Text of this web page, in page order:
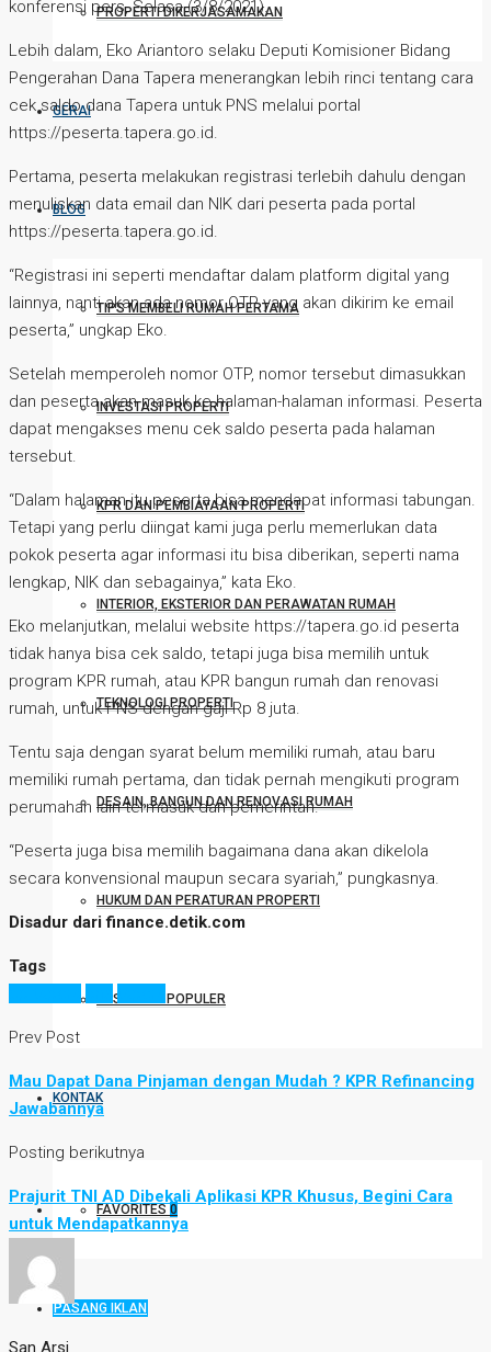
PROPERTI DIKERJASAMAKAN
GERAI
BLOG
TIPS MEMBELI RUMAH PERTAMA
INVESTASI PROPERTI
KPR DAN PEMBIAYAAN PROPERTI
INTERIOR, EKSTERIOR DAN PERAWATAN RUMAH
TEKNOLOGI PROPERTI
DESAIN, BANGUN DAN RENOVASI RUMAH
HUKUM DAN PERATURAN PROPERTI
DESTINASI POPULER
KONTAK
FAVORITES 0
PASANG IKLAN
konferensi pers, Selasa (3/8/2021).
Lebih dalam, Eko Ariantoro selaku Deputi Komisioner Bidang
Pengerahan Dana Tapera menerangkan lebih rinci tentang cara
cek saldo dana Tapera untuk PNS melalui portal
https://peserta.tapera.go.id.
Pertama, peserta melakukan registrasi terlebih dahulu dengan
menuliskan data email dan NIK dari peserta pada portal
https://peserta.tapera.go.id.
“Registrasi ini seperti mendaftar dalam platform digital yang
lainnya, nanti akan ada nomor OTP yang akan dikirim ke email
peserta,” ungkap Eko.
Setelah memperoleh nomor OTP, nomor tersebut dimasukkan
dan peserta akan masuk ke halaman-halaman informasi. Peserta
dapat mengakses menu cek saldo peserta pada halaman
tersebut.
“Dalam halaman itu peserta bisa mendapat informasi tabungan.
Tetapi yang perlu diingat kami juga perlu memerlukan data
pokok peserta agar informasi itu bisa diberikan, seperti nama
lengkap, NIK dan sebagainya,” kata Eko.
Eko melanjutkan, melalui website https://tapera.go.id peserta
tidak hanya bisa cek saldo, tetapi juga bisa memilih untuk
program KPR rumah, atau KPR bangun rumah dan renovasi
rumah, untuk PNS dengan gaji Rp 8 juta.
Tentu saja dengan syarat belum memiliki rumah, atau baru
memiliki rumah pertama, dan tidak pernah mengikuti program
perumahan lain termasuk dari pemerintah.
“Peserta juga bisa memilih bagaimana dana akan dikelola
secara konvensional maupun secara syariah,” pungkasnya.
Disadur dari finance.detik.com
Tags
Prev Post
Mau Dapat Dana Pinjaman dengan Mudah ? KPR Refinancing
Jawabannya
Posting berikutnya
Prajurit TNI AD Dibekali Aplikasi KPR Khusus, Begini Cara
untuk Mendapatkannya
San Arsi